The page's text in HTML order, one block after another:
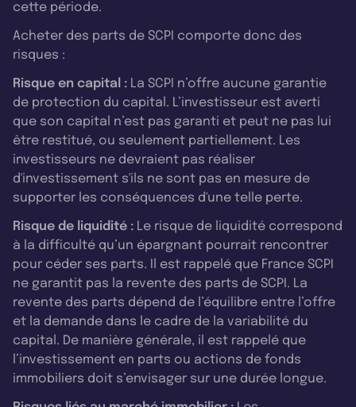
cette période.
Acheter des parts de SCPI comporte donc des
risques :
Risque en capital : La SCPI n’offre aucune garantie
de protection du capital. L’investisseur est averti
que son capital n’est pas garanti et peut ne pas lui
être restitué, ou seulement partiellement. Les
investisseurs ne devraient pas réaliser
d'investissement s'ils ne sont pas en mesure de
supporter les conséquences d'une telle perte.
Risque de liquidité : Le risque de liquidité correspond
à la difficulté qu’un épargnant pourrait rencontrer
pour céder ses parts. Il est rappelé que France SCPI
ne garantit pas la revente des parts de SCPI. La
revente des parts dépend de l’équilibre entre l’offre
et la demande dans le cadre de la variabilité du
capital. De manière générale, il est rappelé que
l’investissement en parts ou actions de fonds
immobiliers doit s’envisager sur une durée longue.